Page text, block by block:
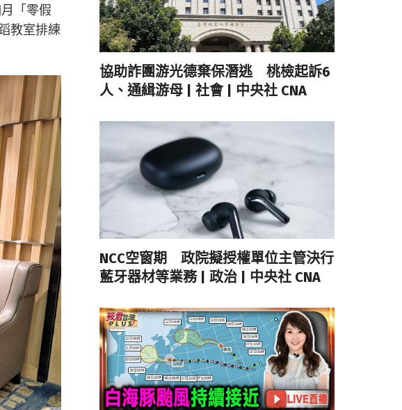
「零假
教室排練
協助詐團游光德棄保潛逃 桃檢起訴6
人、通緝游母 | 社會 | 中央社 CNA
NCC空窗期 政院擬授權單位主管決行
藍牙器材等業務 | 政治 | 中央社 CNA